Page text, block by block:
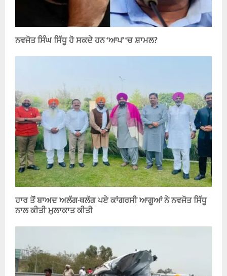
ਨਵਜੋਤ ਸਿੰਘ ਸਿੱਧੂ ਹੋ ਸਕਦੇ ਹਨ ‘ਆਪ’ ‘ਚ ਸ਼ਾਮਲ?
ਹਾਰ ਤੋਂ ਬਾਅਦ ਅਲੱਗ-ਥਲੱਗ ਪਏ ਕਾਂਗਰਸੀ ਆਗੂਆਂ ਨੇ ਨਵਜੋਤ ਸਿੱਧੂ
ਨਾਲ ਕੀਤੀ ਮੁਲਾਕਾਤ ਕੀਤੀ